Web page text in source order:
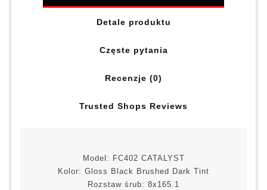
Detale produktu
Częste pytania
Recenzje (0)
Trusted Shops Reviews
Model: FC402 CATALYST
Kolor: Gloss Black Brushed Dark Tint
Rozstaw śrub: 8x165.1